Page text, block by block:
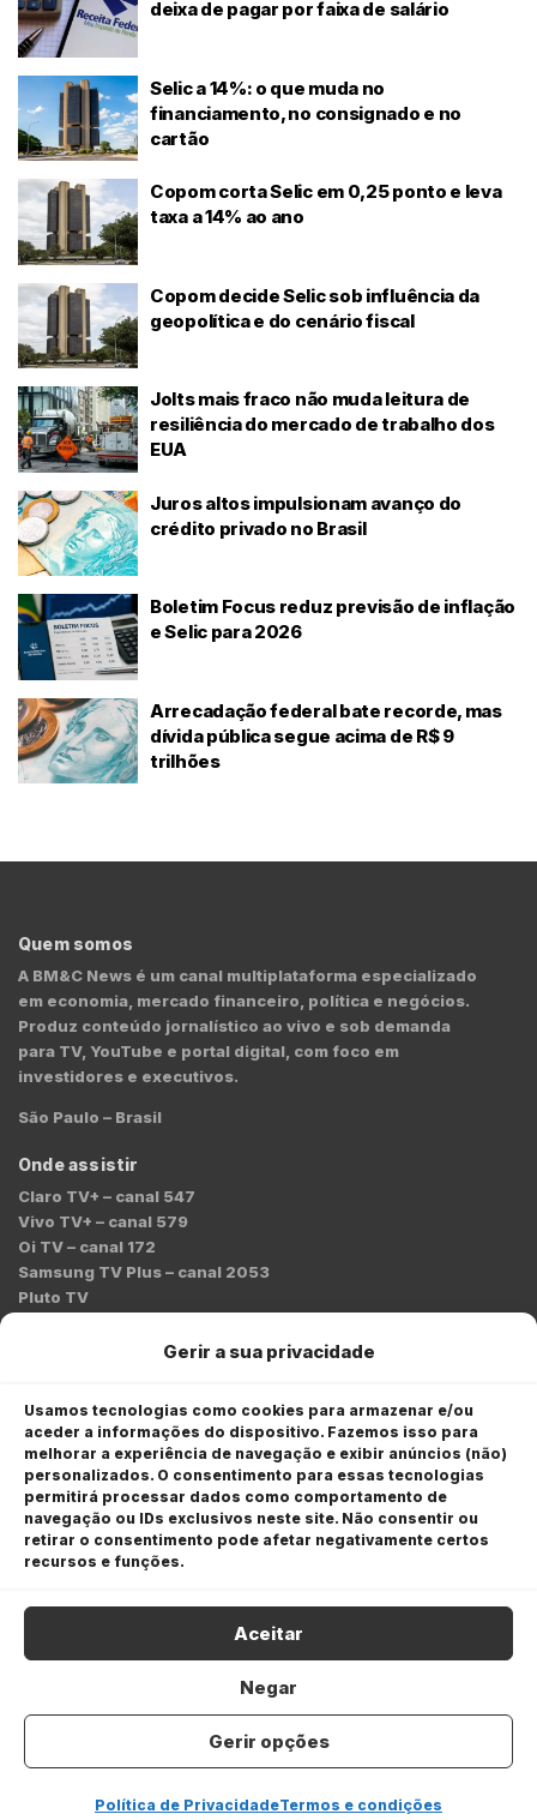
Gerir a sua privacidade
Usamos tecnologias como cookies para armazenar e/ou
aceder a informações do dispositivo. Fazemos isso para
melhorar a experiência de navegação e exibir anúncios (não)
personalizados. O consentimento para essas tecnologias
permitirá processar dados como comportamento de
navegação ou IDs exclusivos neste site. Não consentir ou
retirar o consentimento pode afetar negativamente certos
recursos e funções.
Aceitar
Negar
Gerir opções
Política de PrivacidadeTermos e condições
deixa de pagar por faixa de salário
Selic a 14%: o que muda no
financiamento, no consignado e no
cartão
Copom corta Selic em 0,25 ponto e leva
taxa a 14% ao ano
Copom decide Selic sob influência da
geopolítica e do cenário fiscal
Jolts mais fraco não muda leitura de
resiliência do mercado de trabalho dos
EUA
Juros altos impulsionam avanço do
crédito privado no Brasil
Boletim Focus reduz previsão de inflação
e Selic para 2026
Arrecadação federal bate recorde, mas
dívida pública segue acima de R$ 9
trilhões
Quem somos
A BM&C News é um canal multiplataforma especializado
em economia, mercado financeiro, política e negócios.
Produz conteúdo jornalístico ao vivo e sob demanda
para TV, YouTube e portal digital, com foco em
investidores e executivos.
São Paulo – Brasil
Onde assistir
Claro TV+ – canal 547
Vivo TV+ – canal 579
Oi TV – canal 172
Samsung TV Plus – canal 2053
Pluto TV
redacao@bmcnews.com.br
Comercial:
comercial@bmcnews.com.br
Anuncie na BM&C News
A BM&C News conecta marcas a milhões de investidores
através de TV, YouTube e plataformas digitais.
COPYRIGHT © 2026 BM&C News. Todos os direitos
reservados.